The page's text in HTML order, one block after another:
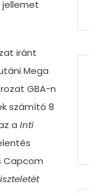
jellemet
iránt
Mega
GBA-n
számító 8
a Inti
Capcom